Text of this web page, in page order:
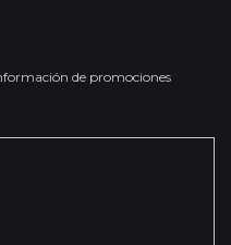
de promociones